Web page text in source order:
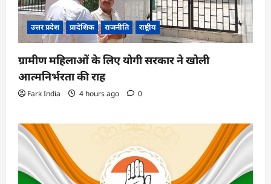
उत्तर प्रदेश प्रादेशिक राजनीति राष्ट्रीय
ग्रामीण महिलाओं के लिए योगी सरकार ने खोली
आत्मनिर्भरता की राह
Fark India 4 hours ago 0